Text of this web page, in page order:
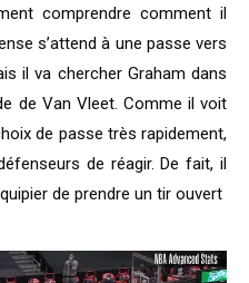
comprendre comment il
s’attend à une passe vers
il va chercher Graham dans
de Van Vleet. Comme il voit
de passe très rapidement,
de réagir. De fait, il
de prendre un tir ouvert
Lecteur